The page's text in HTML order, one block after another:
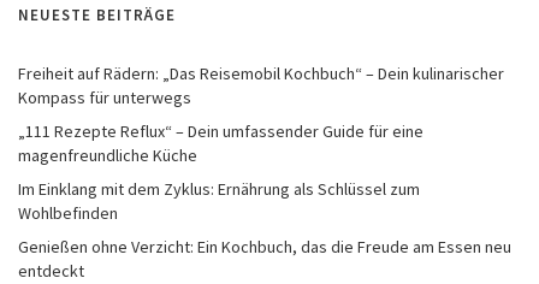
NEUESTE BEITRÄGE
Freiheit auf Rädern: „Das Reisemobil Kochbuch“ – Dein kulinarischer
Kompass für unterwegs
„111 Rezepte Reflux“ – Dein umfassender Guide für eine
magenfreundliche Küche
Im Einklang mit dem Zyklus: Ernährung als Schlüssel zum
Wohlbefinden
Genießen ohne Verzicht: Ein Kochbuch, das die Freude am Essen neu
entdeckt